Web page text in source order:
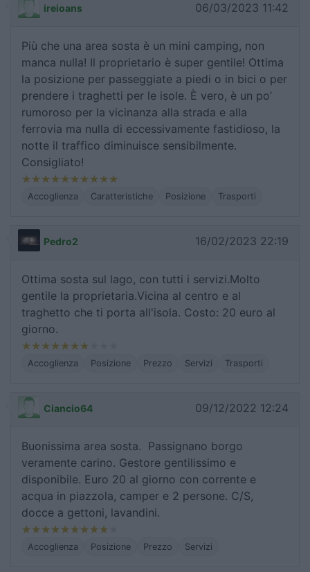
ireioans 06/03/2023 11:42
Più che una area sosta è un mini camping, non
manca nulla! Il proprietario è super gentile! Ottima
la posizione per passeggiate a piedi o in bici o per
prendere i traghetti per le isole. È vero, è un po’
rumoroso per la vicinanza alla strada e alla
ferrovia ma nulla di eccessivamente fastidioso, la
notte il traffico diminuisce sensibilmente.
Consigliato!
Accoglienza Caratteristiche Posizione Trasporti
Pedro2 16/02/2023 22:19
Ottima sosta sul lago, con tutti i servizi.Molto
gentile la proprietaria.Vicina al centro e al
traghetto che ti porta all'isola. Costo: 20 euro al
giorno.
Accoglienza Posizione Prezzo Servizi Trasporti
Ciancio64 09/12/2022 12:24
Buonissima area sosta. Passignano borgo
veramente carino. Gestore gentilissimo e
disponibile. Euro 20 al giorno con corrente e
acqua in piazzola, camper e 2 persone. C/S,
docce a gettoni, lavandini.
Accoglienza Posizione Prezzo Servizi